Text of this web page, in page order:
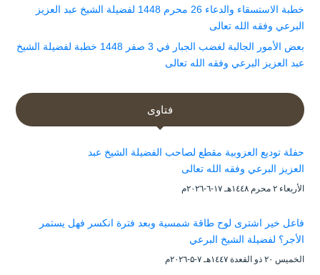
خطبة الاستسقاء والدعاء 26 محرم 1448 لفضيلة الشيخ عبد العزيز
البرعي وفقه الله تعالى
بعض الأمور الجالبة لغضب الجبار في 3 صفر 1448 خطبة لفضيلة الشيخ
عبد العزيز البرعي وفقه الله تعالى
فتاوى
حفلة توديع العزوبية مقطع لصاحب الفضيلة الشيخ عبد
العزيز البرعي وفقه الله تعالى
الأربعاء ۲ محرم ۱٤٤۸هـ ۱۷-٦-۲۰۲٦م
فاعل خير اشترى لوح طاقة شمسية وبعد فترة انكسر فهل يستمر
الأجر؟ لفضيلة الشيخ البرعي
الخميس ۲۰ ذو القعدة ۱٤٤۷هـ ۷-۵-۲۰۲٦م